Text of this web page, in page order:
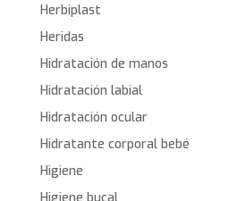
Herbiplast
Heridas
Hidratación de manos
Hidratación labial
Hidratación ocular
Hidratante corporal bebé
Higiene